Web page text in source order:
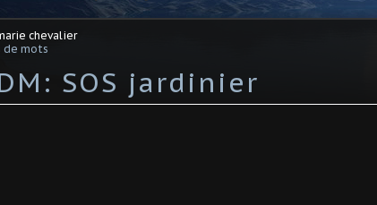
chevalier
de mots
SOS jardinier